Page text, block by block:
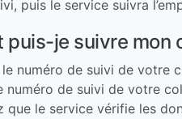
puis le service suivra
puis-je suivre mon
numéro de suivi de votre
numéro de suivi de votre
que le service vérifie les